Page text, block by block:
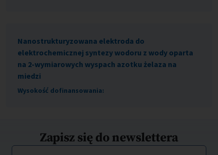
Nanostrukturyzowana elektroda do
elektrochemicznej syntezy wodoru z wody oparta
na 2-wymiarowych wyspach azotku żelaza na
miedzi
Wysokość dofinansowania:
Zapisz się do newslettera